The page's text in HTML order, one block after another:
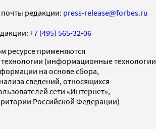
редакции: press-release@forbes.ru
+7 (495) 565-32-06
ресурсе применяются
(информационные технологии
на основе сбора,
сведений, относящихся
сети «Интернет»,
Российской Федерации)